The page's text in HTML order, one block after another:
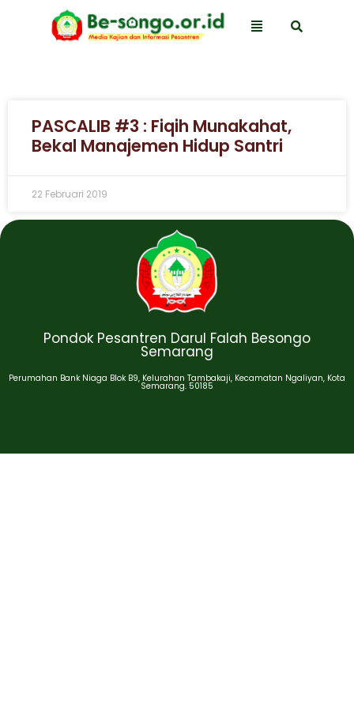
PASCALIB #3 : Fiqih Munakahat,
Bekal Manajemen Hidup Santri
22 Februari 2019
Pondok Pesantren Darul Falah Besongo
Semarang
Perumahan Bank Niaga Blok B9, Kelurahan Tambakaji, Kecamatan Ngaliyan, Kota
Semarang. 50185